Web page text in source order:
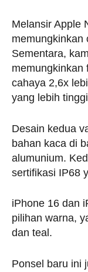
Melansir Apple
memungkinkan
Sementara,
memungkinkan
cahaya 2,6x
yang lebih
Desain kedua
bahan kaca di
alumunium.
sertifikasi IP68
iPhone 16 dan
pilihan warna,
dan teal.
Ponsel baru ini